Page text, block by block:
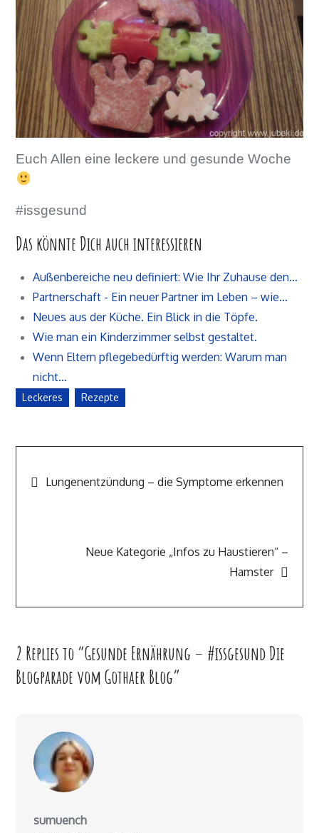
Euch Allen eine leckere und gesunde Woche
#issgesund
Das könnte Dich auch interessieren
Außenbereiche neu definiert: Wie Ihr Zuhause den…
Partnerschaft - Ein neuer Partner im Leben – wie…
Neues aus der Küche. Ein Blick in die Töpfe.
Wie man ein Kinderzimmer selbst gestaltet.
Wenn Eltern pflegebedürftig werden: Warum man
nicht…
Leckeres Rezepte
Lungenentzündung – die Symptome erkennen
Neue Kategorie „Infos zu Haustieren“ –
Hamster
2 Replies to “Gesunde Ernährung – #issgesund Die
Blogparade vom Gothaer Blog”
sumuench